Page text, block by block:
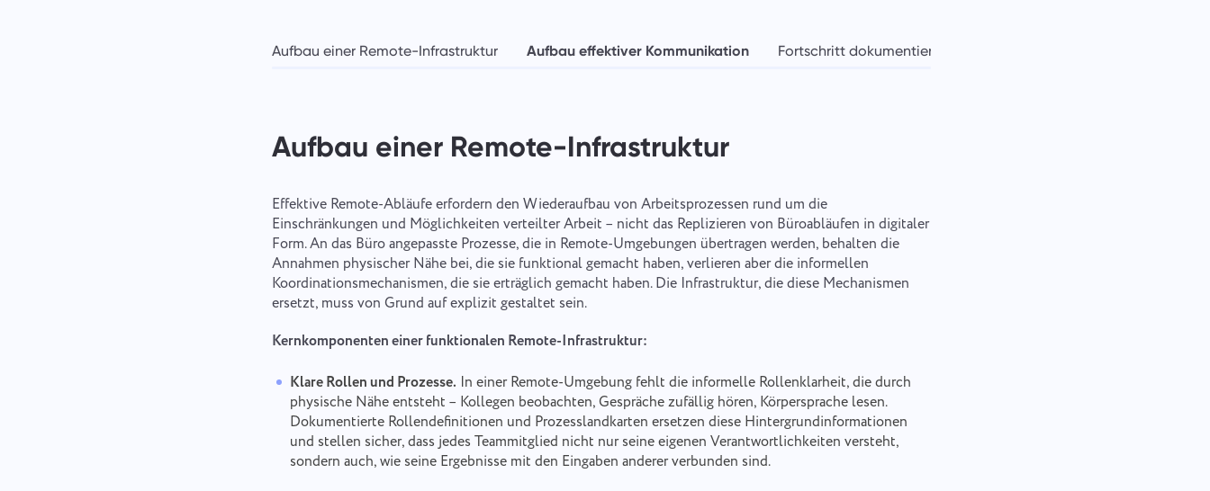
Aufbau einer Remote-Infrastruktur Aufbau effektiver Kommunikation Fortschritt dokumentieren
Aufbau einer Remote-Infrastruktur
Effektive Remote-Abläufe erfordern den Wiederaufbau von Arbeitsprozessen rund um die
Einschränkungen und Möglichkeiten verteilter Arbeit – nicht das Replizieren von Büroabläufen in digitaler
Form. An das Büro angepasste Prozesse, die in Remote-Umgebungen übertragen werden, behalten die
Annahmen physischer Nähe bei, die sie funktional gemacht haben, verlieren aber die informellen
Koordinationsmechanismen, die sie erträglich gemacht haben. Die Infrastruktur, die diese Mechanismen
ersetzt, muss von Grund auf explizit gestaltet sein.
Kernkomponenten einer funktionalen Remote-Infrastruktur:
Klare Rollen und Prozesse. In einer Remote-Umgebung fehlt die informelle Rollenklarheit, die durch
physische Nähe entsteht – Kollegen beobachten, Gespräche zufällig hören, Körpersprache lesen.
Dokumentierte Rollendefinitionen und Prozesslandkarten ersetzen diese Hintergrundinformationen
und stellen sicher, dass jedes Teammitglied nicht nur seine eigenen Verantwortlichkeiten versteht,
sondern auch, wie seine Ergebnisse mit den Eingaben anderer verbunden sind.